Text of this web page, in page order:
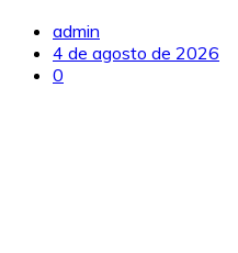
admin
4 de agosto de 2026
0